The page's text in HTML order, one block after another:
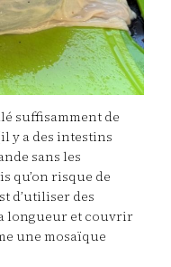
suffisamment de
y a des intestins
sans les
qu’on risque de
d’utiliser des
longueur et couvrir
une mosaïque